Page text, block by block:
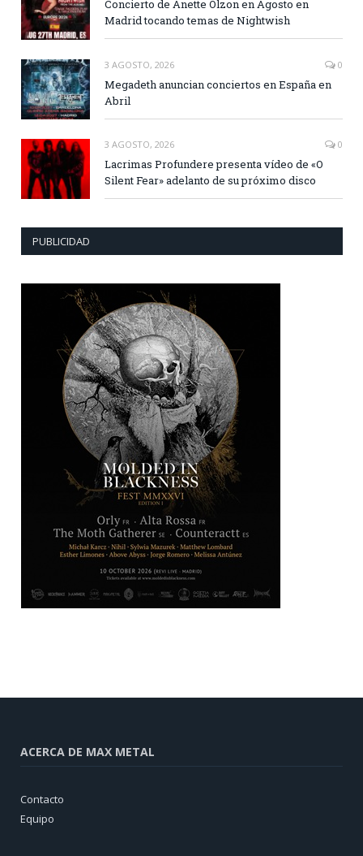
Concierto de Anette Olzon en Agosto en
Madrid tocando temas de Nightwish
3 AGOSTO, 2026 0
Megadeth anuncian conciertos en España en
Abril
3 AGOSTO, 2026 0
Lacrimas Profundere presenta vídeo de «O
Silent Fear» adelanto de su próximo disco
PUBLICIDAD
ACERCA DE MAX METAL
Contacto
Equipo